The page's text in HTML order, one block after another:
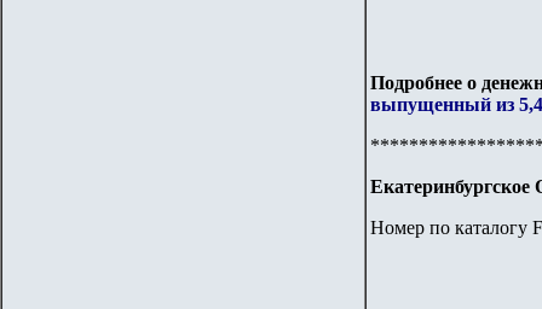
Подробнее о
выпущенный из 5,4
Екатеринбургское
Номер по каталогу